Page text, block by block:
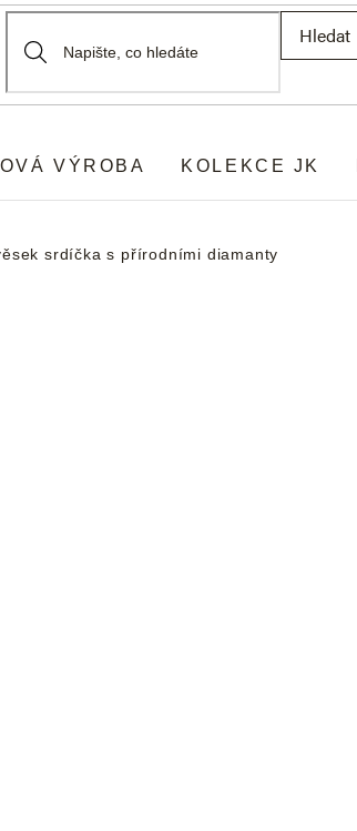
Hledat
VÝROBA KOLEKCE JK
srdíčka s přírodními diamanty